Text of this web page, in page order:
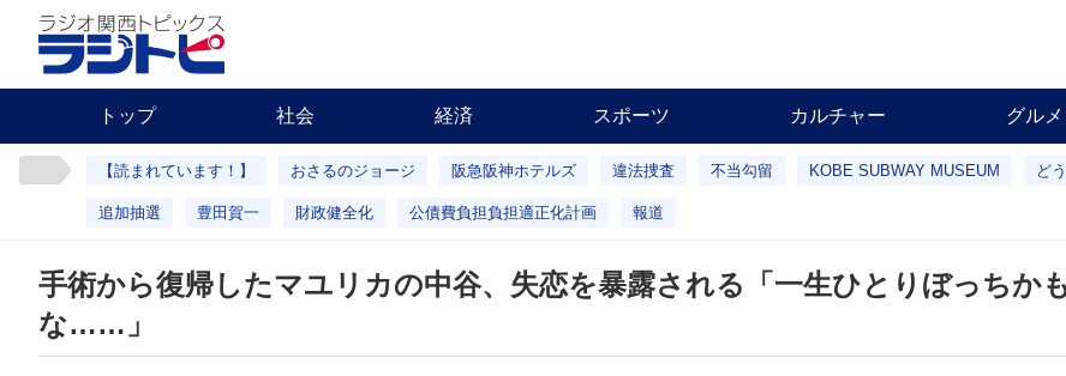
トップ 社会 経済 スポーツ カルチャー グルメ
【読まれています！】 おさるのジョージ 阪急阪神ホテルズ 違法捜査 不当勾留 KOBE SUBWAY MUSEUM ど
追加抽選 豊田賀一 財政健全化 公債費負担負担適正化計画 報道
手術から復帰したマユリカの中谷、失恋を暴露される「一生ひとりぼっちか
な……」